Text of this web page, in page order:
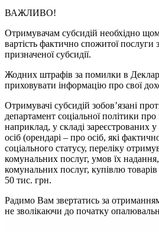
ВАЖЛИВО!
Отримувачам субсидій необхідно
вартість фактично спожитої послуги
призначеної субсидії.
Жодних штрафів за помилки в
приховувати інформацію про свої
Отримувачі субсидій зобов’язані
департамент соціальної політики про
наприклад, у складі зареєстрованих
осіб (орендарі – про осіб, які
соціального статусу, переліку
комунальних послуг, умов їх
комунальних послуг, купівлю
50 тис. грн.
Радимо Вам звертатись за
не зволікаючи до початку